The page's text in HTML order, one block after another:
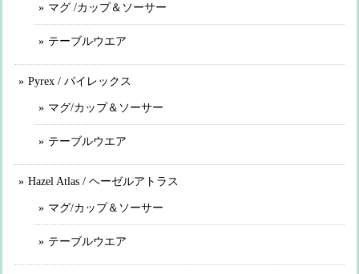
マグ /カップ＆ソーサー
テーブルウエア
Pyrex / パイレックス
マグ/カップ＆ソーサー
テーブルウエア
Hazel Atlas / ヘーゼルアトラス
マグ/カップ＆ソーサー
テーブルウエア